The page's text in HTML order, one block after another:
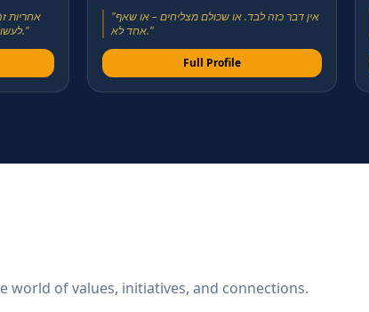
אחריות
לעשות מה שנכון גם כשאף אחד לא רואה."
"אין דבר כזה לבד. או שכולם מצליחים – או שאף
אחד לא."
Full Profile
world of values, initiatives, and connections.